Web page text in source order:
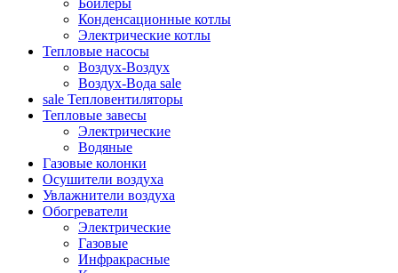
Конденсационные котлы
Электрические котлы
Тепловые насосы
Воздух-Воздух
Воздух-Вода sale
sale Тепловентиляторы
Тепловые завесы
Электрические
Водяные
Газовые колонки
Осушители воздуха
Увлажнители воздуха
Обогреватели
Электрические
Газовые
Инфракрасные